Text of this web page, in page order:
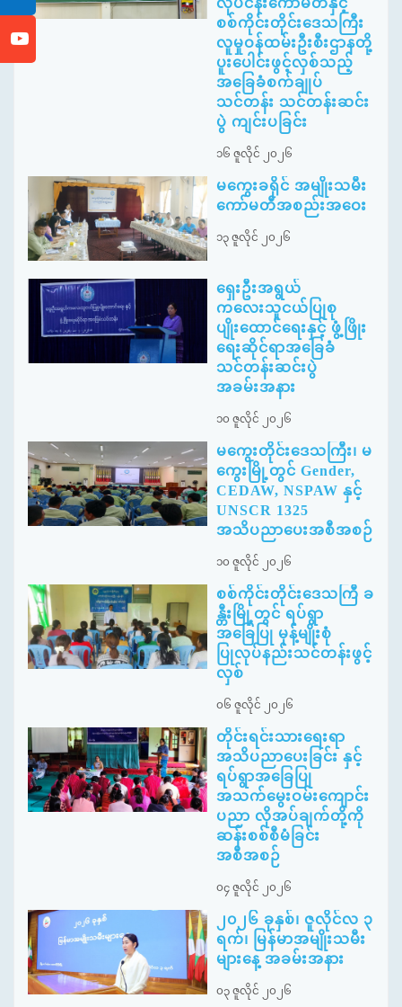
လုပ်ငန်းကော်မတီနှင့်
စစ်ကိုင်းတိုင်းဒေသကြီး
လူမှုဝန်ထမ်းဦးစီးဌာနတို့
ပူးပေါင်းဖွင့်လှစ်သည့်
အခြေခံစက်ချုပ်
သင်တန်း သင်တန်းဆင်း
ပွဲ ကျင်းပခြင်း
၁၆ ဇူလိုင် ၂၀၂၆
မကွေးခရိုင် အမျိုးသမီး
ကော်မတီအစည်းအဝေး
၁၃ ဇူလိုင် ၂၀၂၆
ရှေးဦးအရွယ်
ကလေးသူငယ်ပြုစု
ပျိုးထောင်ရေးနှင့် ဖွံ့ဖြိုး
ရေးဆိုင်ရာအခြေခံ
သင်တန်းဆင်းပွဲ
အခမ်းအနား
၁၀ ဇူလိုင် ၂၀၂၆
မကွေးတိုင်းဒေသကြီး၊ မ
ကွေးမြို့တွင် Gender,
CEDAW, NSPAW နှင့်
UNSCR 1325
အသိပညာပေးအစီအစဉ်
၁၀ ဇူလိုင် ၂၀၂၆
စစ်ကိုင်းတိုင်းဒေသကြီ ခ
န္တီးမြို့တွင် ရပ်ရွာ
အခြေပြု မုန့်မျိုးစုံ
ပြုလုပ်နည်းသင်တန်းဖွင့်
လှစ်
၀၆ ဇူလိုင် ၂၀၂၆
တိုင်းရင်းသားရေးရာ
အသိပညာပေးခြင်း နှင့်
ရပ်ရွာအခြေပြု
အသက်မွေးဝမ်းကျောင်း
ပညာ လိုအပ်ချက်တို့ကို
ဆန်းစစ်စီမံခြင်း
အစီအစဉ်
၀၄ ဇူလိုင် ၂၀၂၆
၂၀၂၆ ခုနှစ်၊ ဇူလိုင်လ ၃
ရက်၊ မြန်မာအမျိုးသမီး
များနေ့ အခမ်းအနား
၀၃ ဇူလိုင် ၂၀၂၆